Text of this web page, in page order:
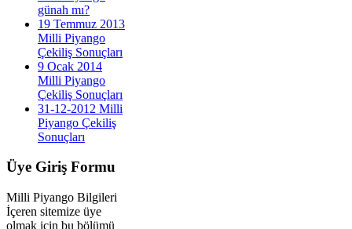
günah mı?
19 Temmuz 2013
Milli Piyango
Çekiliş Sonuçları
9 Ocak 2014
Milli Piyango
Çekiliş Sonuçları
31-12-2012 Milli
Piyango Çekiliş
Sonuçları
Üye Giriş Formu
Milli Piyango Bilgileri
İçeren sitemize üye
olmak için bu bölümü